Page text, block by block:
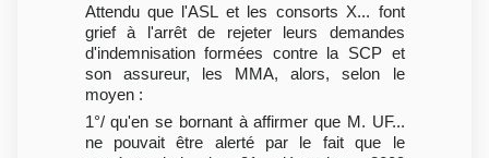
Attendu que l'ASL et les consorts X... font
grief à l'arrêt de rejeter leurs demandes
d'indemnisation formées contre la SCP et
son assureur, les MMA, alors, selon le
moyen :
1°/ qu'en se bornant à affirmer que M. UF...
ne pouvait être alerté par le fait que le